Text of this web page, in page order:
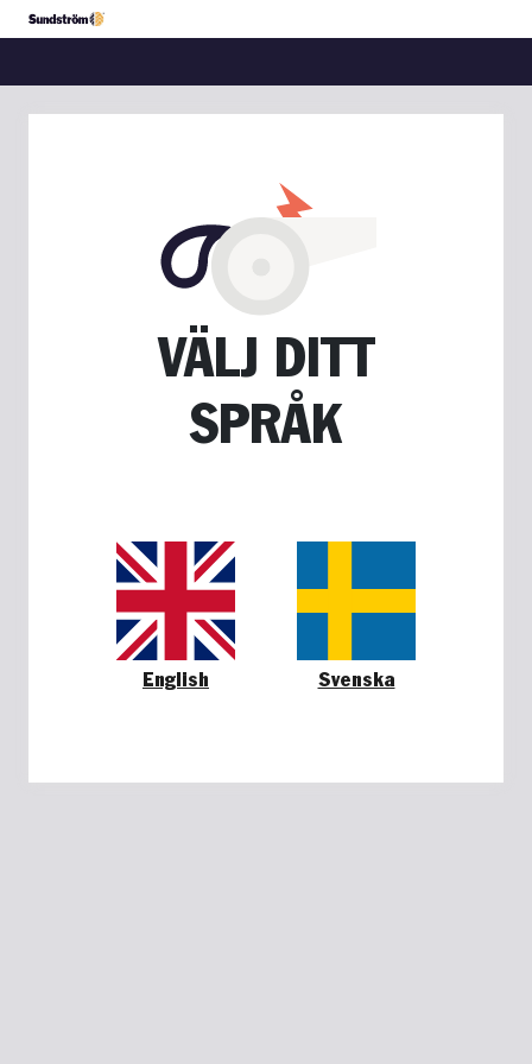
VÄLJ DITT
SPRÅK
English Svenska